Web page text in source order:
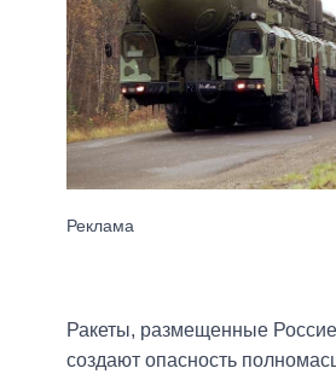
Ракеты, размещенные
создают опасность